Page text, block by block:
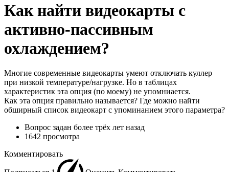
Как найти видеокарты с
активно-пассивным
охлаждением?
Многие современные видеокарты умеют отключать куллер
при низкой температуре/нагрузке. Но в таблицах
характеристик эта опция (по моему) не упомниается.
Как эта опция правильно называется? Где можно найти
обширный список видеокарт с упоминанием этого параметра?
Вопрос задан более трёх лет назад
1642 просмотра
Комментировать